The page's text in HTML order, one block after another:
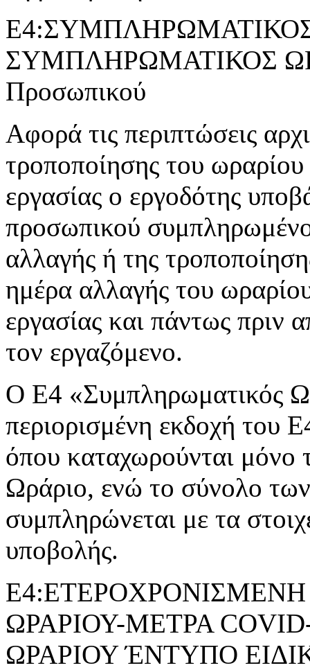
ΣΥΜΠΛΗΡΩΜΑΤΙΚΟΣ
Προσωπικού
Αφορά τις περιπτώσεις
τροποποίησης του
εργασίας ο εργοδότης
προσωπικού
αλλαγής ή της
ημέρα αλλαγής του
εργασίας και πάντως πριν
τον εργαζόμενο.
Ο Ε4 «Συμπληρωματικός
περιορισμένη εκδοχή του
όπου καταχωρούνται
Ωράριο, ενώ το σύνολο
συμπληρώνεται με τα
υποβολής.
ΩΡΑΡΙΟΥ-ΜΕΤΡΑ
ΩΡΑΡΙΟΥ ΈΝΤΥΠΟ